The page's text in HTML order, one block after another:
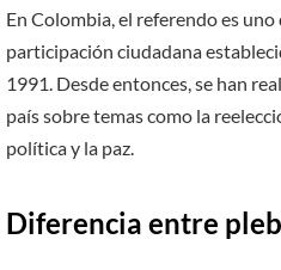
En Colombia, el referendo es uno
participación ciudadana
1991. Desde entonces, se han
país sobre temas como la
política y la paz.
Diferencia entre